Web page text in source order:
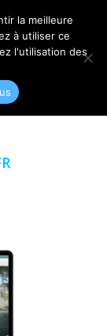
CORBET.NET
la meilleure
à utiliser ce
l'utilisation des